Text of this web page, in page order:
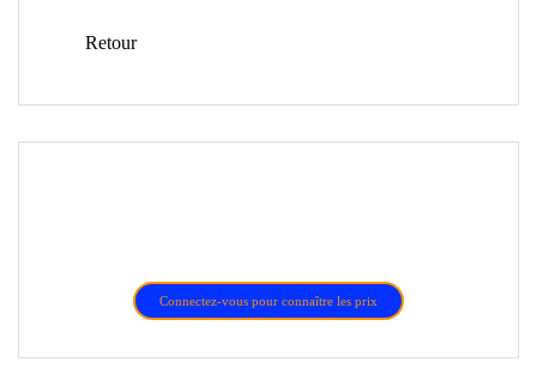
Retour
Connectez-vous pour connaître les prix